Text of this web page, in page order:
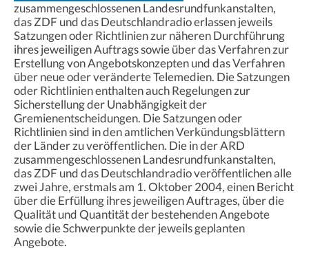
zusammengeschlossenen Landesrundfunkanstalten,
das ZDF und das Deutschlandradio erlassen jeweils
Satzungen oder Richtlinien zur näheren Durchführung
ihres jeweiligen Auftrags sowie über das Verfahren zur
Erstellung von Angebotskonzepten und das Verfahren
über neue oder veränderte Telemedien. Die Satzungen
oder Richtlinien enthalten auch Regelungen zur
Sicherstellung der Unabhängigkeit der
Gremienentscheidungen. Die Satzungen oder
Richtlinien sind in den amtlichen Verkündungsblättern
der Länder zu veröffentlichen. Die in der ARD
zusammengeschlossenen Landesrundfunkanstalten,
das ZDF und das Deutschlandradio veröffentlichen alle
zwei Jahre, erstmals am 1. Oktober 2004, einen Bericht
über die Erfüllung ihres jeweiligen Auftrages, über die
Qualität und Quantität der bestehenden Angebote
sowie die Schwerpunkte der jeweils geplanten
Angebote.